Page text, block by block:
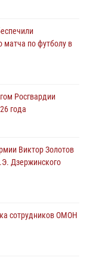
к
матча по футболу в
Росгвардии
года
Виктор Золотов
Дзержинского
сотрудников ОМОН